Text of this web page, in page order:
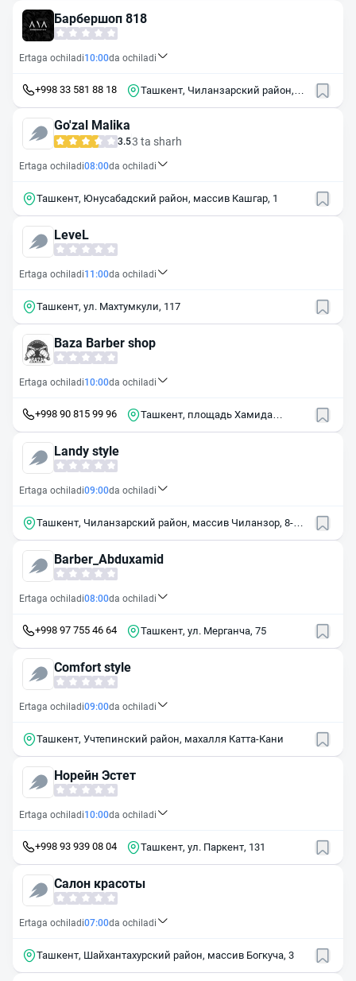
Барбершоп 818
Ertaga ochiladi10:00da ochiladi
+998 33 581 88 18
Ташкент, Чиланзарский район,
Go'zal Malika
3.53 ta sharh
Ertaga ochiladi08:00da ochiladi
Ташкент, Юнусабадский район, массив Кашгар, 1
LeveL
Ertaga ochiladi11:00da ochiladi
Ташкент, ул. Махтумкули, 117
Baza Barber shop
Ertaga ochiladi10:00da ochiladi
+998 90 815 99 96
Ташкент, площадь Хамида
Landy style
Ertaga ochiladi09:00da ochiladi
Ташкент, Чиланзарский район, массив Чиланзор, 8-й
Barber_Abduxamid
Ertaga ochiladi08:00da ochiladi
+998 97 755 46 64 Ташкент, ул. Мерганча, 75
Comfort style
Ertaga ochiladi09:00da ochiladi
Ташкент, Учтепинский район, махалля Катта-Кани
Норейн Эстет
Ertaga ochiladi10:00da ochiladi
+998 93 939 08 04 Ташкент, ул. Паркент, 131
Салон красоты
Ertaga ochiladi07:00da ochiladi
Ташкент, Шайхантахурский район, массив Богкуча, 3